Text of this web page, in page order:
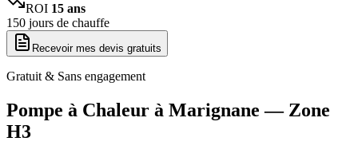
ROI 15 ans
150 jours de chauffe
Recevoir mes devis gratuits
Gratuit & Sans engagement
Pompe à Chaleur à Marignane — Zone
H3